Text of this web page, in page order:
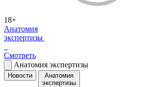
18+
Анатомия
экспертизы
Смотреть
Анатомия экспертизы
Новости
Анатомия
экспертизы